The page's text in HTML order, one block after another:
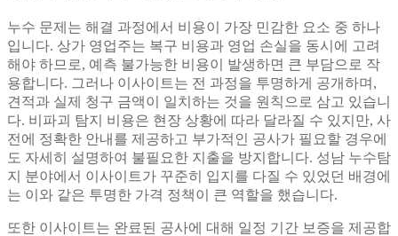
누수 문제는 해결 과정에서 비용이 가장 민감한 요소 중 하나
입니다. 상가 영업주는 복구 비용과 영업 손실을 동시에 고려
해야 하므로, 예측 불가능한 비용이 발생하면 큰 부담으로 작
용합니다. 그러나 이사이트는 전 과정을 투명하게 공개하며,
견적과 실제 청구 금액이 일치하는 것을 원칙으로 삼고 있습니
다. 비파괴 탐지 비용은 현장 상황에 따라 달라질 수 있지만, 사
전에 정확한 안내를 제공하고 부가적인 공사가 필요할 경우에
도 자세히 설명하여 불필요한 지출을 방지합니다. 성남 누수탐
지 분야에서 이사이트가 꾸준히 입지를 다질 수 있었던 배경에
는 이와 같은 투명한 가격 정책이 큰 역할을 했습니다.
또한 이사이트는 완료된 공사에 대해 일정 기간 보증을 제공합